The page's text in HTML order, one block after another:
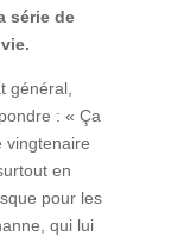
série de
général,
: « Ça
vingtenaire
en
pour les
qui lui